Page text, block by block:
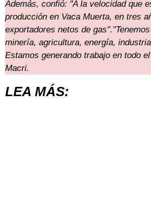
Además, confió: "A la velocidad que
producción en Vaca Muerta, en tres
exportadores netos de
minería, agricultura, energía,
Estamos generando trabajo en todo
Macri.
LEA MÁS: